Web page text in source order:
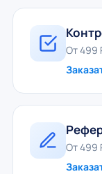
От 499
От 499